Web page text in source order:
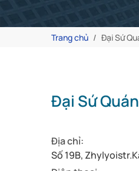
Trang chủ Đại Sứ
Đại Sứ
Địa chỉ:
Số 19B,